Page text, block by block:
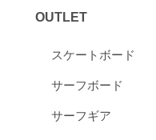
OUTLET
スケートボード
サーフボード
サーフギア